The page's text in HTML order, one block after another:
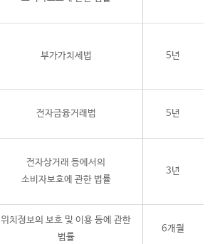
부가가치세법 5년
전자금융거래법 5년
전자상거래 등에서의
소비자보호에 관한 법률
3년
위치정보의 보호 및 이용 등에 관한
법률
6개월